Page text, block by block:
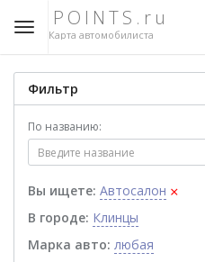
POINTS.ru
Карта автомобилиста
Фильтр
По названию:
Вы ищете: Автосалон ×
В городе: Клинцы
Марка авто: любая